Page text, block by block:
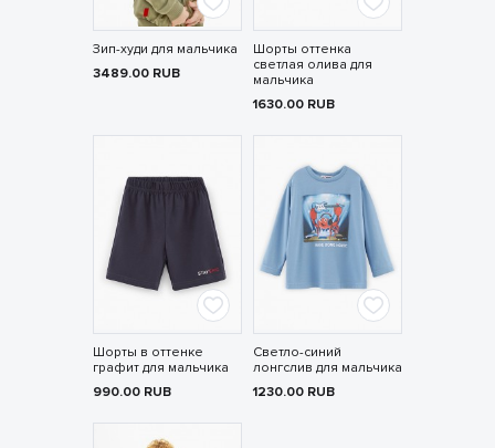
Зип-худи для мальчика
3489.00 RUB
Шорты оттенка
светлая олива для
мальчика
1630.00 RUB
Шорты в оттенке
графит для мальчика
990.00 RUB
Светло-синий
лонгслив для мальчика
1230.00 RUB